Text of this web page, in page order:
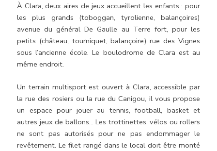
À Clara, deux aires de jeux accueillent les enfants : pour
les plus grands (toboggan, tyrolienne, balançoires)
avenue du général De Gaulle au Terre fort, pour les
petits (château, tourniquet, balançoire) rue des Vignes
sous l’ancienne école. Le boulodrome de Clara est au
même endroit.
Un terrain multisport est ouvert à Clara, accessible par
la rue des rosiers ou la rue du Canigou, il vous propose
un espace pour jouer au tennis, football, basket et
autres jeux de ballons… Les trottinettes, vélos ou rollers
ne sont pas autorisés pour ne pas endommager le
revêtement. Le filet rangé dans le local doit être monté